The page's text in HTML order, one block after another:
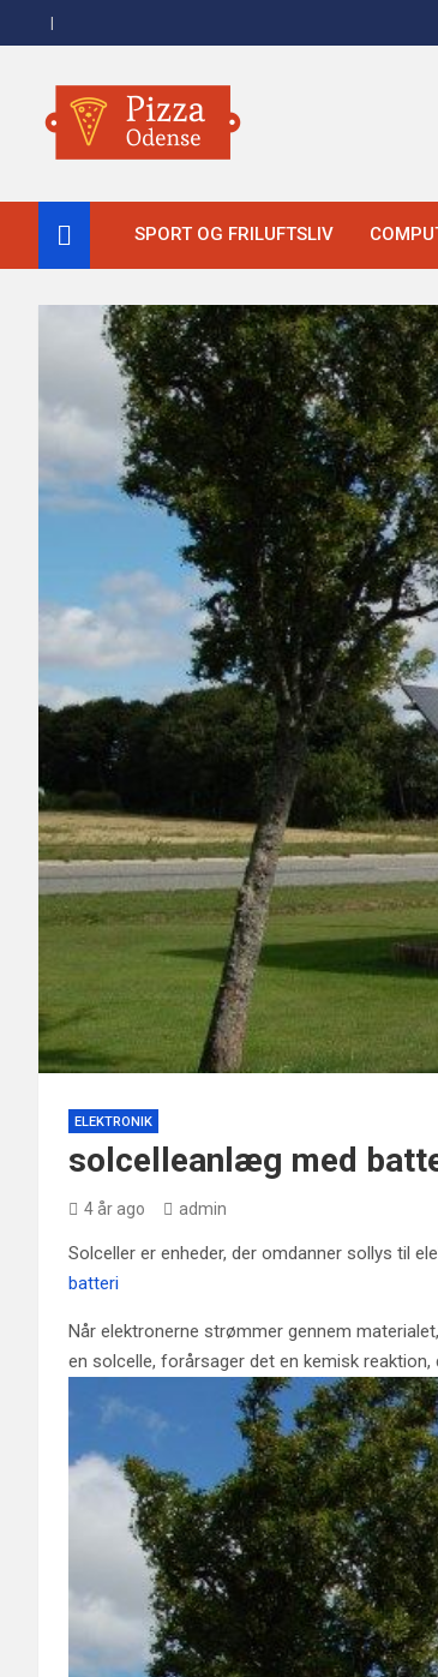
to
Pizza Odense
SPORT OG FRILUFTSLIV
ELEKTRONIK
solcelleanlæg med
4 år ago admin
Solceller er enheder, der omdanner sollys til
batteri
Når elektronerne strømmer gennem
en solcelle, forårsager det en kemisk